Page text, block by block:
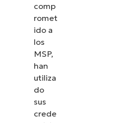
comp
romet
ido a
los
MSP,
han
utiliza
do
sus
crede